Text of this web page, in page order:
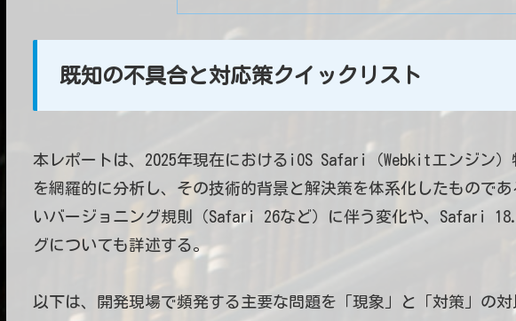
既知の不具合と対応策クイックリスト
本レポートは、2025年現在におけるiOS Safari（Webkitエンジン
を網羅的に分析し、その技術的背景と解決策を体系化したもので
いバージョニング規則（Safari 26など）に伴う変化や、Safari
グについても詳述する。
以下は、開発現場で頻発する主要な問題を「現象」と「対策」の